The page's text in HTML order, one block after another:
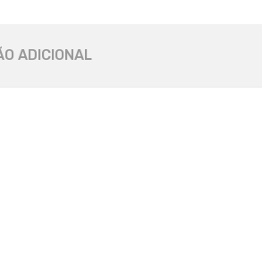
ADICIONAL